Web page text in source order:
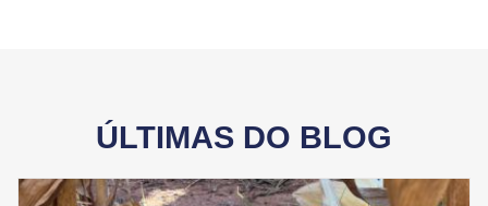
ÚLTIMAS DO BLOG